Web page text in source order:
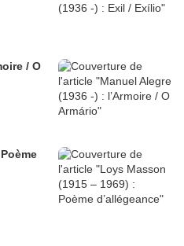
/ O